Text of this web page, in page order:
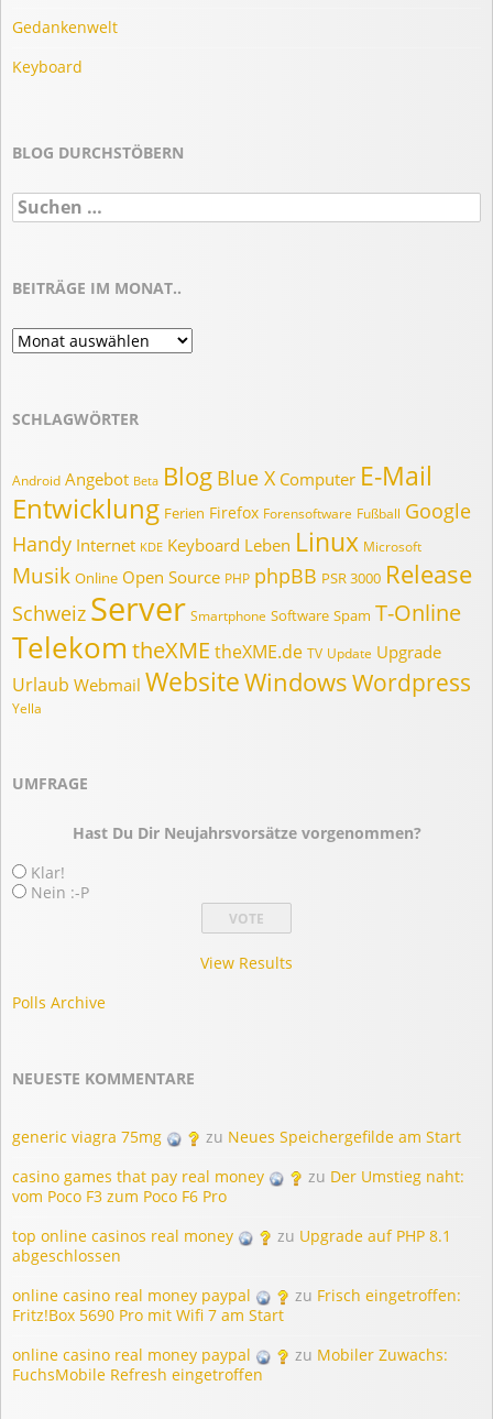
Gedankenwelt
Keyboard
BLOG DURCHSTÖBERN
Suchen
nach:
BEITRÄGE IM MONAT..
Beiträge
im
SCHLAGWÖRTER
Android Angebot Beta Blog Blue X Computer E-Mail
Entwicklung Ferien Firefox Forensoftware Fußball Google
Handy Internet KDE Keyboard Leben Linux Microsoft
Musik Online Open Source PHP phpBB PSR 3000 Release
Schweiz Server Smartphone Software Spam T-Online
Telekom theXME theXME.de TV Update Upgrade
Urlaub Webmail WebsiteWindowsWordpress
Yella
UMFRAGE
Hast Du Dir Neujahrsvorsätze vorgenommen?
Klar!
Nein :-P
View Results
Polls Archive
NEUESTE KOMMENTARE
generic viagra 75mg zu Neues Speichergefilde am Start
casino games that pay real money
zu Der Umstieg naht:
vom Poco F3 zum Poco F6 Pro
top online casinos real money
zu Upgrade auf PHP 8.1
abgeschlossen
online casino real money paypal
zu Frisch eingetroffen:
Fritz!Box 5690 Pro mit Wifi 7 am Start
online casino real money paypal
zu Mobiler Zuwachs:
FuchsMobile Refresh eingetroffen